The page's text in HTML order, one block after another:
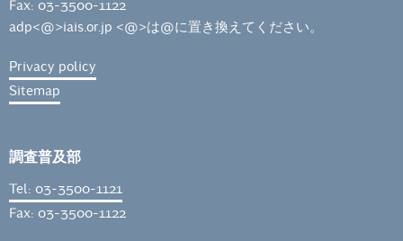
Fax: 03-3500-1122
adp<@>iais.or.jp <@>は@に置き換えてください。
Privacy policy
Sitemap
調査普及部
Tel: 03-3500-1121
Fax: 03-3500-1122